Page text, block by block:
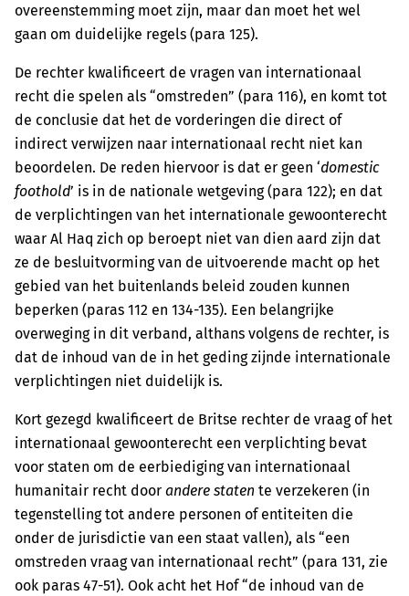
overeenstemming moet zijn, maar dan moet het wel
gaan om duidelijke regels (para 125).
De rechter kwalificeert de vragen van internationaal
recht die spelen als “omstreden” (para 116), en komt tot
de conclusie dat het de vorderingen die direct of
indirect verwijzen naar internationaal recht niet kan
beoordelen. De reden hiervoor is dat er geen ‘domestic
foothold’ is in de nationale wetgeving (para 122); en dat
de verplichtingen van het internationale gewoonterecht
waar Al Haq zich op beroept niet van dien aard zijn dat
ze de besluitvorming van de uitvoerende macht op het
gebied van het buitenlands beleid zouden kunnen
beperken (paras 112 en 134-135). Een belangrijke
overweging in dit verband, althans volgens de rechter, is
dat de inhoud van de in het geding zijnde internationale
verplichtingen niet duidelijk is.
Kort gezegd kwalificeert de Britse rechter de vraag of het
internationaal gewoonterecht een verplichting bevat
voor staten om de eerbiediging van internationaal
humanitair recht door andere staten te verzekeren (in
tegenstelling tot andere personen of entiteiten die
onder de jurisdictie van een staat vallen), als “een
omstreden vraag van internationaal recht” (para 131, zie
ook paras 47-51). Ook acht het Hof “de inhoud van de